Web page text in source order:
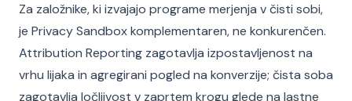
Za založnike, ki izvajajo programe merjenja v čisti sobi,
je Privacy Sandbox komplementaren, ne konkurenčen.
Attribution Reporting zagotavlja izpostavljenost na
vrhu lijaka in agregirani pogled na konverzije; čista soba
zagotavlja ločljivost v zaprtem krogu glede na lastne